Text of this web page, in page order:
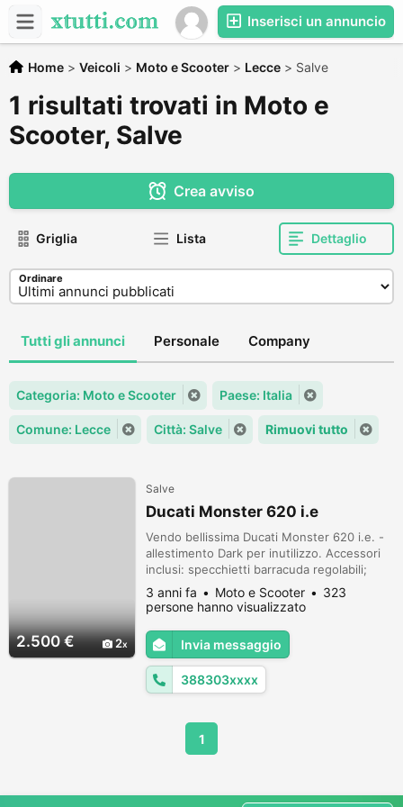
Inserisci un annuncio
Home > Veicoli > Moto e Scooter > Lecce > Salve
1 risultati trovati in Moto e
Scooter, Salve
Crea avviso
Griglia Lista Dettaglio
Ordinare
Tutti gli annunci Personale Company
Categoria: Moto e Scooter Paese: Italia
Comune: Lecce Città: Salve Rimuovi tutto
2.500 € 2
Salve
Ducati Monster 620 i.e
Vendo bellissima Ducati Monster 620 i.e. -
allestimento Dark per inutilizzo. Accessori
inclusi: specchietti barracuda regolabili;
bilancieri Evotech; scarichi Ducati
performance; unghia monoposto rimovibile.
La moto è stata tenuta sempre in garage.
3 anni fa Moto e Scooter
323
persone hanno visualizzato
Invia messaggio
388303xxxx
1